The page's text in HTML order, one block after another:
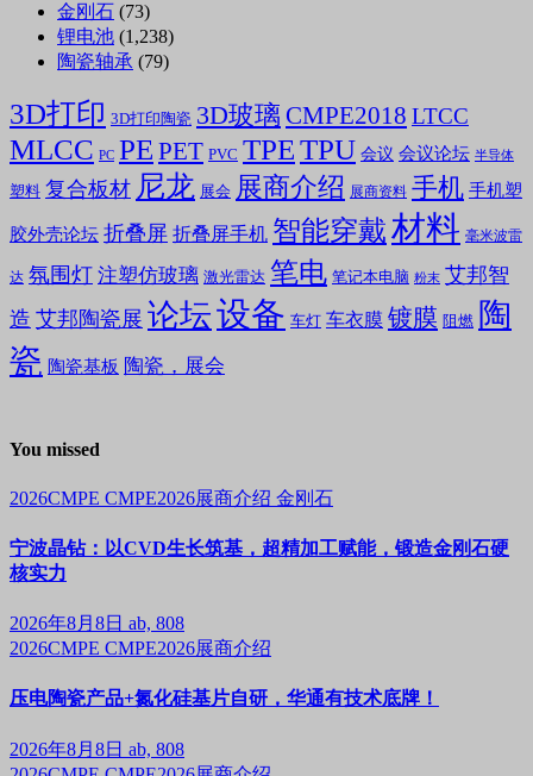
金刚石 (73)
锂电池 (1,238)
陶瓷轴承 (79)
3D打印 3D打印陶瓷 3D玻璃 CMPE2018 LTCC
MLCC PC PE PET PVC TPETPU 会议 会议论坛 半导体
塑料 复合板材 尼龙 展会 展商介绍 展商资料 手机 手机塑
胶外壳论坛 折叠屏 折叠屏手机 智能穿戴材料 毫米波雷
达 氛围灯 注塑仿玻璃 激光雷达 笔电 笔记本电脑 粉末 艾邦智
造 艾邦陶瓷展 论坛设备 车灯 车衣膜 镀膜 阻燃 陶
瓷 陶瓷基板 陶瓷，展会
You missed
2026CMPE CMPE2026展商介绍 金刚石
宁波晶钻：以CVD生长筑基，超精加工赋能，锻造金刚石硬
核实力
2026年8月8日 ab, 808
2026CMPE CMPE2026展商介绍
压电陶瓷产品+氮化硅基片自研，华通有技术底牌！
2026年8月8日 ab, 808